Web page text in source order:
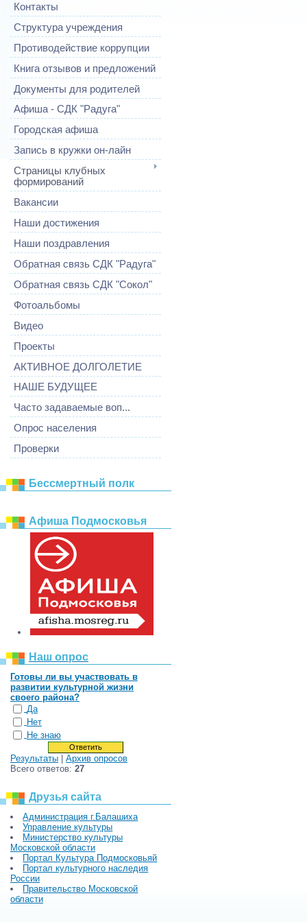
Контакты
Структура учреждения
Противодействие коррупции
Книга отзывов и предложений
Документы для родителей
Афиша - СДК "Радуга"
Городская афиша
Запись в кружки он-лайн
Страницы клубных
формирований
Вакансии
Наши достижения
Наши поздравления
Обратная связь СДК "Радуга"
Обратная связь СДК "Сокол"
Фотоальбомы
Видео
Проекты
АКТИВНОЕ ДОЛГОЛЕТИЕ
НАШЕ БУДУЩЕЕ
Часто задаваемые воп...
Опрос населения
Проверки
Бессмертный полк
Афиша Подмосковья
Наш опрос
Готовы ли вы участвовать в
развитии культурной жизни
своего района?
Да
Нет
Не знаю
Результаты
Архив опросов
Всего ответов: 27
Друзья сайта
Администрация г.Балашиха
Управление культуры
Министерство культуры
Московской области
Портал Культура Подмосковьяй
Портал культурного наследия
России
Правительство Московской
области